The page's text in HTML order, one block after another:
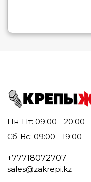
Пн-Пт: 09:00 - 20:00
Сб-Вс: 09:00 - 19:00
+77718072707
sales@zakrepi.kz